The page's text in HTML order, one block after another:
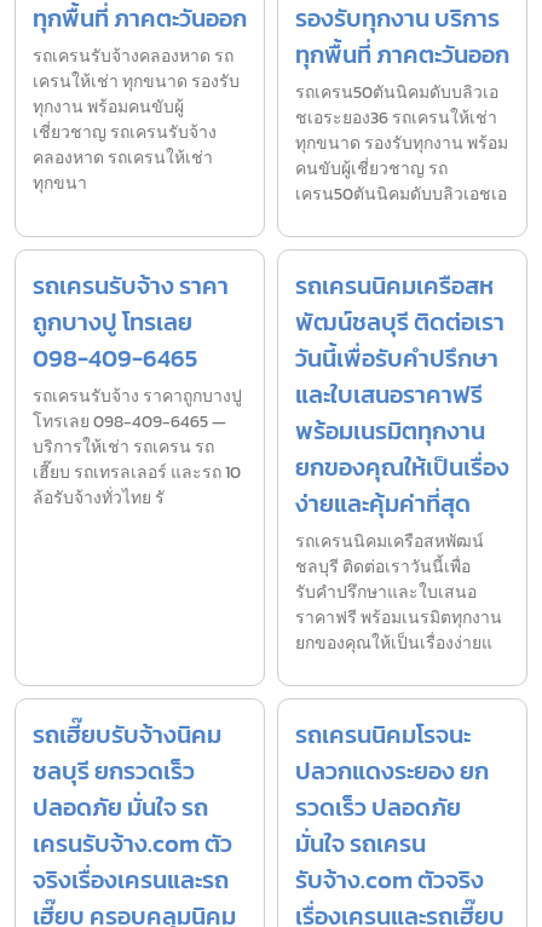
ทุกพื้นที่ ภาคตะวันออก
รถเครนรับจ้างคลองหาด รถ
เครนให้เช่า ทุกขนาด รองรับ
ทุกงาน พร้อมคนขับผู้
เชี่ยวชาญ รถเครนรับจ้าง
คลองหาด รถเครนให้เช่า
ทุกขนา
รองรับทุกงาน บริการ
ทุกพื้นที่ ภาคตะวันออก
รถเครน50ตันนิคมดับบลิวเอ
ชเอระยอง36 รถเครนให้เช่า
ทุกขนาด รองรับทุกงาน พร้อม
คนขับผู้เชี่ยวชาญ รถ
เครน50ตันนิคมดับบลิวเอชเอ
รถเครนรับจ้าง ราคา
ถูกบางปู โทรเลย
098-409-6465
รถเครนรับจ้าง ราคาถูกบางปู
โทรเลย 098-409-6465 —
บริการให้เช่า รถเครน รถ
เฮี๊ยบ รถเทรลเลอร์ และรถ 10
ล้อรับจ้างทั่วไทย รั
รถเครนนิคมเครือสห
พัฒน์ชลบุรี ติดต่อเรา
วันนี้เพื่อรับคำปรึกษา
และใบเสนอราคาฟรี
พร้อมเนรมิตทุกงาน
ยกของคุณให้เป็นเรื่อง
ง่ายและคุ้มค่าที่สุด
รถเครนนิคมเครือสหพัฒน์
ชลบุรี ติดต่อเราวันนี้เพื่อ
รับคำปรึกษาและใบเสนอ
ราคาฟรี พร้อมเนรมิตทุกงาน
ยกของคุณให้เป็นเรื่องง่ายแ
รถเฮี๊ยบรับจ้างนิคม
ชลบุรี ยกรวดเร็ว
ปลอดภัย มั่นใจ รถ
เครนรับจ้าง.com ตัว
จริงเรื่องเครนและรถ
เฮี๊ยบ ครอบคลุมนิคม
รถเครนนิคมโรจนะ
ปลวกแดงระยอง ยก
รวดเร็ว ปลอดภัย
มั่นใจ รถเครน
รับจ้าง.com ตัวจริง
เรื่องเครนและรถเฮี๊ยบ